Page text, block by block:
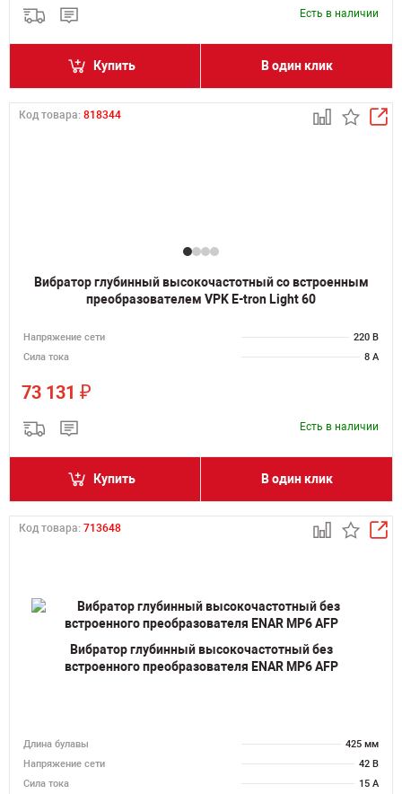
Есть в наличии
Купить В один клик
Код товара: 818344
Вибратор глубинный высокочастотный со встроенным
преобразователем VPK E-tron Light 60
Напряжение сети
220 В
Сила тока
8 А
73 131 ₽
Есть в наличии
Купить В один клик
Код товара: 713648
Вибратор глубинный высокочастотный без
встроенного преобразователя ENAR MP6 AFP
Длина булавы
425 мм
Напряжение сети
42 В
Сила тока
15 А